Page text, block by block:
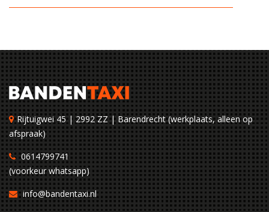
Rijtuigwei 45 | 2992 ZZ | Barendrecht (werkplaats, alleen op
afspraak)
0614799741
(voorkeur whatsapp)
info@bandentaxi.nl